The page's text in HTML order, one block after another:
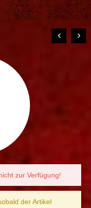
zur Verfügung!
der Artikel